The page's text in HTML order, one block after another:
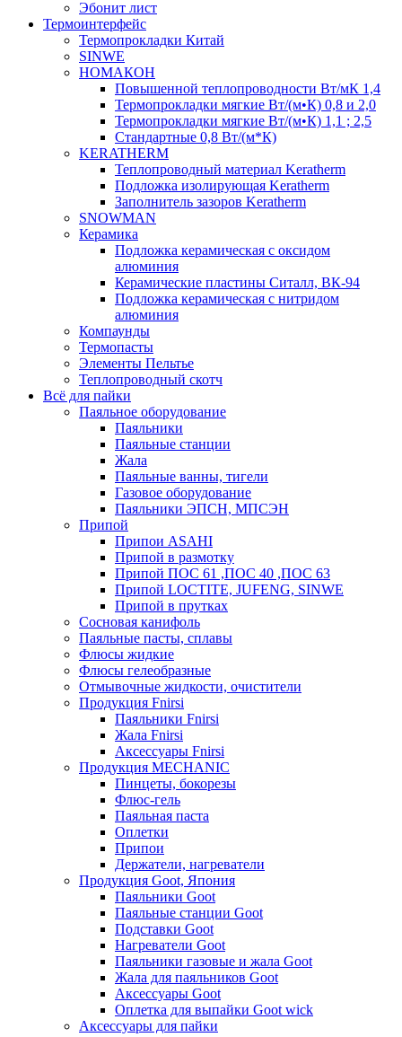
Эбонит лист
Термоинтерфейс
Термопрокладки Китай
SINWE
НОМАКОН
Повышенной теплопроводности Вт/мК 1,4
Термопрокладки мягкие Вт/(м•К) 0,8 и 2,0
Термопрокладки мягкие Вт/(м•К) 1,1 ; 2,5
Стандартные 0,8 Вт/(м*К)
KERATHERM
Теплопроводный материал Keratherm
Подложка изолирующая Keratherm
Заполнитель зазоров Keratherm
SNOWMAN
Керамика
Подложка керамическая с оксидом
алюминия
Керамические пластины Ситалл, ВК-94
Подложка керамическая с нитридом
алюминия
Компаунды
Термопасты
Элементы Пельтье
Теплопроводный скотч
Всё для пайки
Паяльное оборудование
Паяльники
Паяльные станции
Жала
Паяльные ванны, тигели
Газовое оборудование
Паяльники ЭПСН, МПСЭН
Припой
Припои ASAHI
Припой в размотку
Припой ПОС 61 ,ПОС 40 ,ПОС 63
Припой LOCTITE, JUFENG, SINWE
Припой в прутках
Сосновая канифоль
Паяльные пасты, сплавы
Флюсы жидкие
Флюсы гелеобразные
Отмывочные жидкости, очистители
Продукция Fnirsi
Паяльники Fnirsi
Жала Fnirsi
Аксессуары Fnirsi
Продукция MECHANIC
Пинцеты, бокорезы
Флюс-гель
Паяльная паста
Оплетки
Припои
Держатели, нагреватели
Продукция Goot, Япония
Паяльники Goot
Паяльные станции Goot
Подставки Goot
Нагреватели Goot
Паяльники газовые и жала Goot
Жала для паяльников Goot
Аксессуары Goot
Оплетка для выпайки Goot wick
Аксессуары для пайки